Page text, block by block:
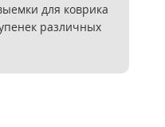
для коврика
различных